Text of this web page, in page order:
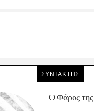
ΣΥΝΤΑΚΤΗΣ
Ο Φάρος